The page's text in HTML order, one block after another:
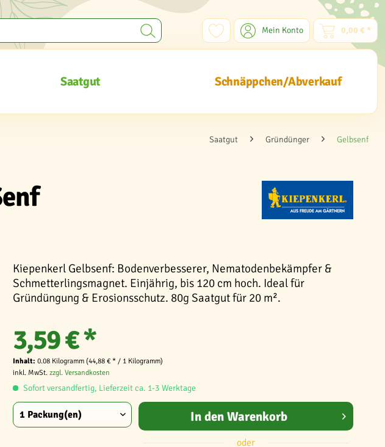
Mein Konto 0,00 € *
Saatgut Schnäppchen/Abverkauf
Saatgut Gründünger Gelbsenf
Kiepenkerl Gelbsenf: Bodenverbesserer, Nematodenbekämpfer &
Schmetterlingsmagnet. Einjährig, bis 120 cm hoch. Ideal für
Gründüngung & Erosionsschutz. 80g Saatgut für 20 m².
3,59 € *
Inhalt: 0.08 Kilogramm (44,88 € * / 1 Kilogramm)
inkl. MwSt. zzgl. Versandkosten
Sofort versandfertig, Lieferzeit ca. 1-3 Werktage
In den Warenkorb
oder